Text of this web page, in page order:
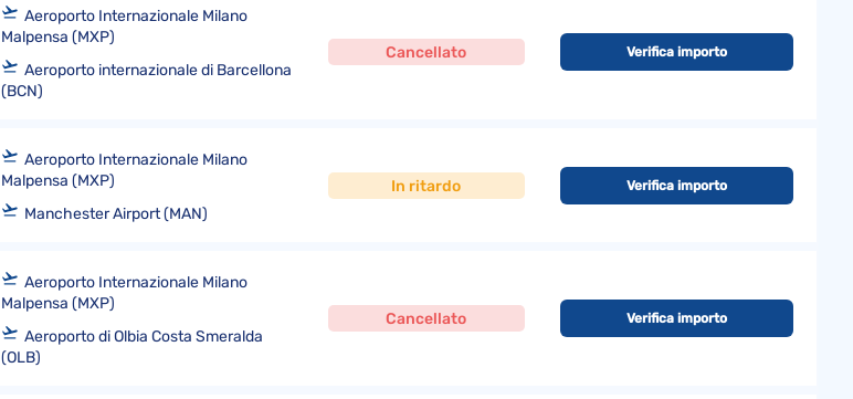
Aeroporto Internazionale Milano
Malpensa (MXP)
Aeroporto internazionale di Barcellona
(BCN)
Cancellato Verifica importo
Aeroporto Internazionale Milano
Malpensa (MXP)
Manchester Airport (MAN)
In ritardo Verifica importo
Aeroporto Internazionale Milano
Malpensa (MXP)
Aeroporto di Olbia Costa Smeralda
(OLB)
Cancellato Verifica importo